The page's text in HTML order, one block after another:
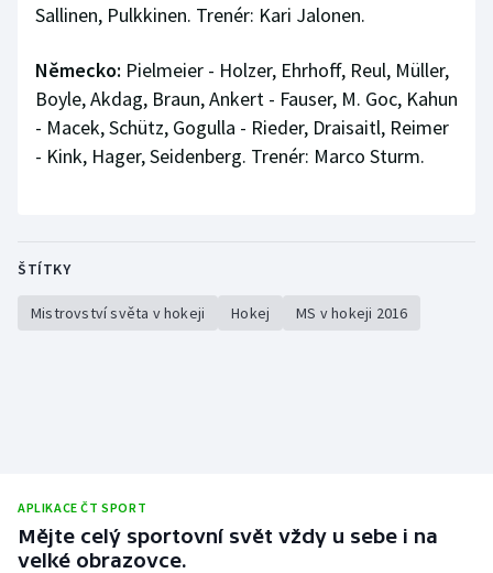
Sallinen, Pulkkinen. Trenér: Kari Jalonen.
Německo: Pielmeier - Holzer, Ehrhoff, Reul, Müller,
Boyle, Akdag, Braun, Ankert - Fauser, M. Goc, Kahun
- Macek, Schütz, Gogulla - Rieder, Draisaitl, Reimer
- Kink, Hager, Seidenberg. Trenér: Marco Sturm.
ŠTÍTKY
Mistrovství světa v hokeji Hokej MS v hokeji 2016
APLIKACE ČT SPORT
Mějte celý sportovní svět vždy u sebe i na
velké obrazovce.